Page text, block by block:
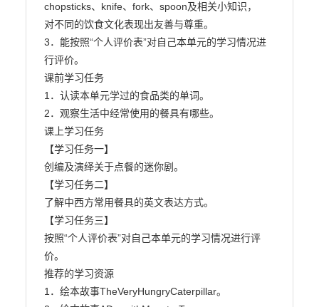
chopsticks、knife、fork、spoon及相关小知识，
对不同的饮食文化表现出友善与尊重。
3．能按照“个人评价表”对自己本单元的学习情况进
行评价。
课前学习任务
1．认读本单元学过的食品类的单词。
2．观察生活中经常使用的餐具有哪些。
课上学习任务
【学习任务一】
创编及演绎关于点餐的迷你剧。
【学习任务二】
了解中西方常用餐具的英文表达方式。
【学习任务三】
按照“个人评价表”对自己本单元的学习情况进行评
价。
推荐的学习资源
1．绘本故事TheVeryHungryCaterpillar。